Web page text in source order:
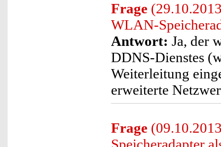
Frage
WLAN-
Antwort: Ja, der
DDNS-Dienstes
Weiterleitung
erweiterte
Frage